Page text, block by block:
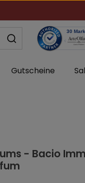
Gutscheine
- Bacio